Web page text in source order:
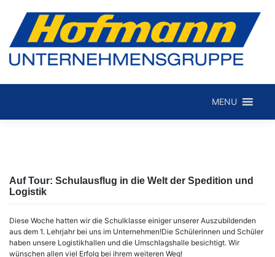
MENU
Auf Tour: Schulausflug in die Welt der Spedition und
Logistik
Diese Woche hatten wir die Schulklasse einiger unserer Auszubildenden
aus dem 1. Lehrjahr bei uns im Unternehmen!Die Schülerinnen und Schüler
haben unsere Logistikhallen und die Umschlagshalle besichtigt. Wir
wünschen allen viel Erfolg bei ihrem weiteren Weg!